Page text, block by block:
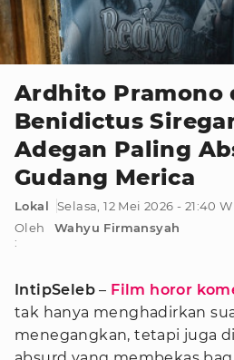
Ardhito Pramono
Benidictus
Adegan Paling
Gudang Merica
Lokal
Selasa, 12 Mei 2026 - 21:40
Oleh
:
Wahyu Firmansyah
IntipSeleb – Film horor
tak hanya menghadirkan
menegangkan, tetapi juga